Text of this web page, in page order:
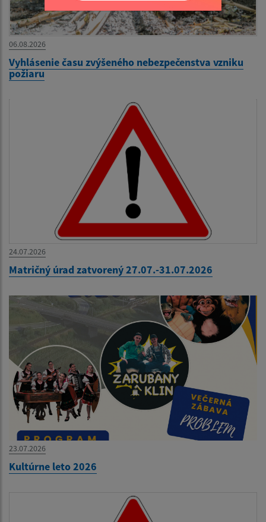
06.08.2026
Vyhlásenie času zvýšeného nebezpečenstva vzniku
požiaru
24.07.2026
Matričný úrad zatvorený 27.07.-31.07.2026
23.07.2026
Kultúrne leto 2026